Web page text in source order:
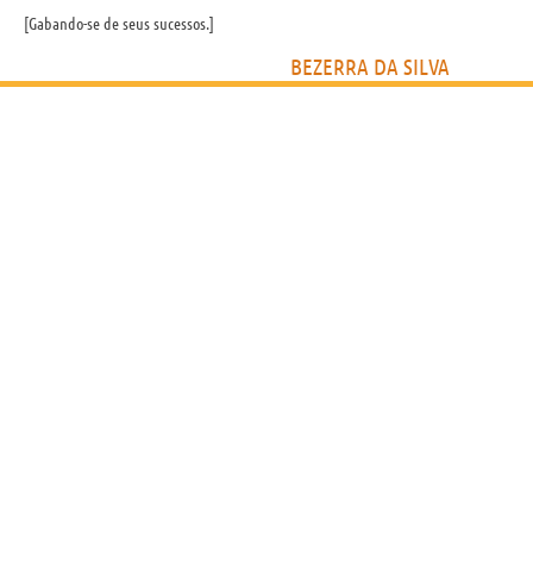
Gabando-se de seus sucessos.
BEZERRA DA SILVA